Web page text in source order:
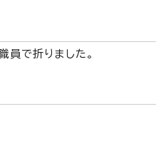
で折りました。